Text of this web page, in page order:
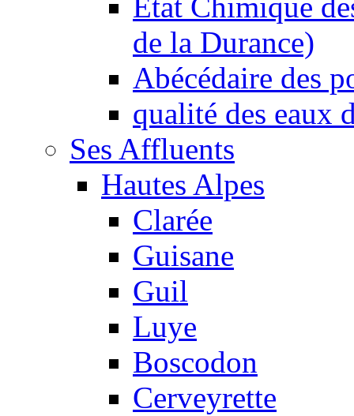
Etat Chimique
de la Durance)
Abécédaire des
qualité des eaux
Ses Affluents
Hautes Alpes
Clarée
Guisane
Guil
Luye
Boscodon
Cerveyrette